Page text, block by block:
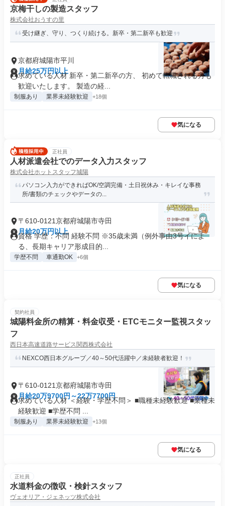
京梅干しの製造スタッフ
株式会社おうすの里
受け継ぎ、守り、つくり続ける。新卒・第二新卒も歓迎
京都府城陽市平川
月給25万円以上
求めている人材 新卒・第二新卒の方、 初めて転職される方も
歓迎いたします。 製造の経...
制服あり 業界未経験歓迎 +18個
気になる
正社員
人材派遣会社でのデータ入力スタッフ
株式会社ホットスタッフ城陽
パソコン入力ができればOK/空調完備・土日祝休み・キレイな事務
所/書類のチェックやデータの...
〒610-0121京都府城陽市寺田
月給20万円以上
資格 学歴：不問 経験不問 ※35歳未満（例外事由3号イによ
る、長期キャリア形成目的...
学歴不問 車通勤OK +6個
気になる
契約社員
城陽料金所の精算・料金収受・ETCモニター監視スタッ
フ
西日本高速道路サービス関西株式会社
NEXCO西日本グループ／40～50代活躍中／未経験者歓迎！
〒610-0121京都府城陽市寺田
月給20万9700円～22万7700円
求めている人材 ＜経験・学歴不問＞ ■職種未経験歓迎 ■業種未
経験歓迎 ■学歴不問 ...
制服あり 業界未経験歓迎 +13個
気になる
正社員
水道料金の徴収・検針スタッフ
ヴェオリア・ジェネッツ株式会社